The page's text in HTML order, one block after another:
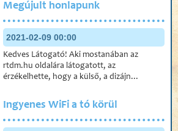
Megújult honlapunk
2021-02-09 00:00
Kedves Látogató! Aki mostanában az
rtdm.hu oldalára látogatott, az
érzékelhette, hogy a külső, a dizájn...
Ingyenes WiFi a tó körül